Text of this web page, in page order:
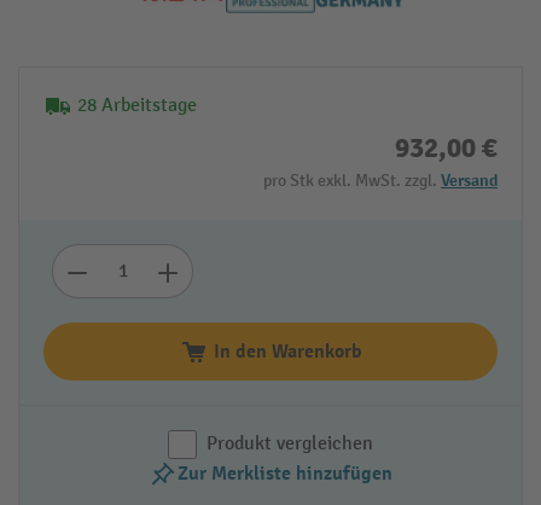
28 Arbeitstage
932,00 €
pro Stk exkl. MwSt. zzgl. Versand
In den Warenkorb
Produkt vergleichen
Zur Merkliste hinzufügen